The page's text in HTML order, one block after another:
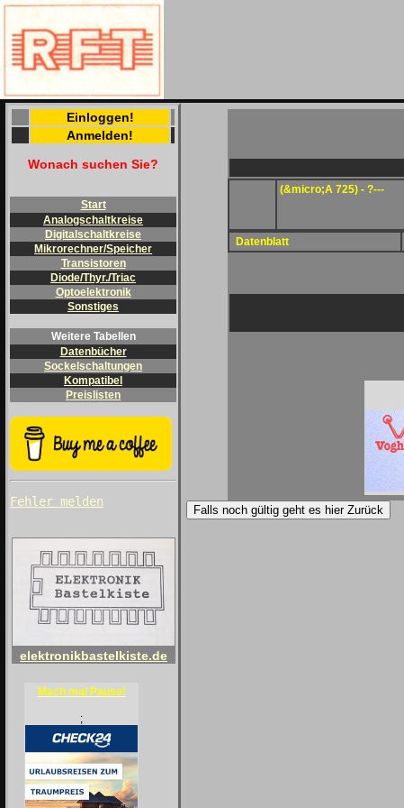
Einloggen!
Anmelden!
Wonach suchen Sie?
Start
Analogschaltkreise
Digitalschaltkreise
Mikrorechner/Speicher
Transistoren
Diode/Thyr./Triac
Optoelektronik
Sonstiges
Weitere Tabellen
Datenbücher
Sockelschaltungen
Kompatibel
Preislisten
Fehler melden
elektronikbastelkiste.de
Mach mal Pause!
;
(&micro;A 725) - ?---
Datenblatt
Falls noch gültig geht es hier Zurück